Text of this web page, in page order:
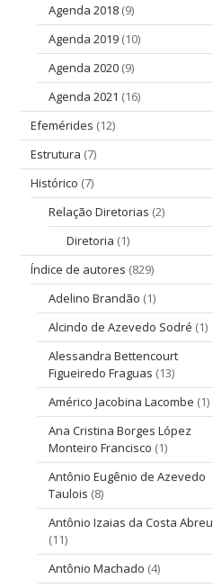
Agenda 2018 (9)
Agenda 2019 (10)
Agenda 2020 (9)
Agenda 2021 (16)
Efemérides (12)
Estrutura (7)
Histórico (7)
Relação Diretorias (2)
Diretoria (1)
Índice de autores (829)
Adelino Brandão (1)
Alcindo de Azevedo Sodré (1)
Alessandra Bettencourt
Figueiredo Fraguas (13)
Américo Jacobina Lacombe (1)
Ana Cristina Borges López
Monteiro Francisco (1)
Antônio Eugênio de Azevedo
Taulois (8)
Antônio Izaias da Costa Abreu
(11)
Antônio Machado (4)